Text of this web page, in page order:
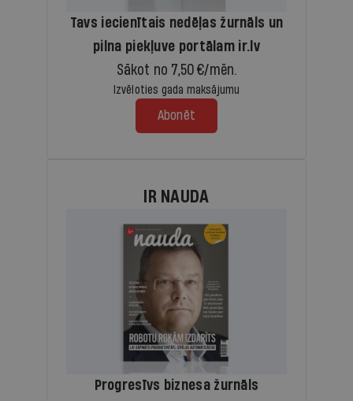
Tavs iecienītais nedēļas žurnāls un
pilna piekļuve portālam ir.lv
Sākot no 7,50 €/mēn.
Izvēloties gada maksājumu
Abonēt
IR NAUDA
Progresīvs biznesa žurnāls